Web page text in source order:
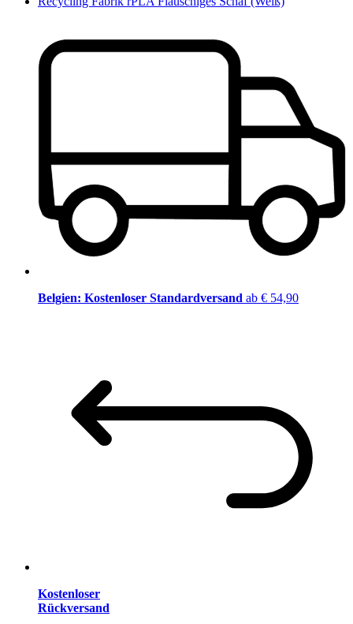
Belgien: Kostenloser Standardversand ab € 54,90
Kostenloser
Rückversand